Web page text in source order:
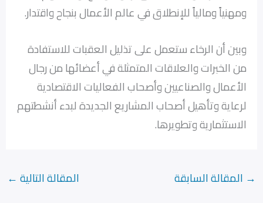
ومهنياً ومالياً للإنطلاق في عالم الأعمال بنجاح واقتدار.
وبين أن الرخاء ستعمل على تذليل العقبات للاستفادة
من الخبرات والعلاقات المتمثلة في أعضائها من رجال
الأعمال والصناعيين وأصحاب الفعاليات الاقتصادية
لرعاية وتأهيل أصحاب المشاريع الجديدة لبدء أنشطتهم
الاستثمارية وتطويرها.
→ المقالة السابقة المقالة التالية ←